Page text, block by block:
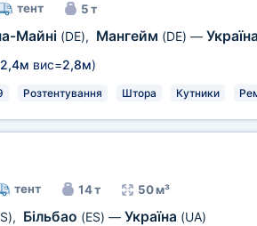
тент 5 т
Майні (DE), Мангейм (DE) —
2,4м вис=2,8м)
Розтентування Штора Кутники
тент 14 т 50 м³
, Більбао (ES) — Україна (UA)